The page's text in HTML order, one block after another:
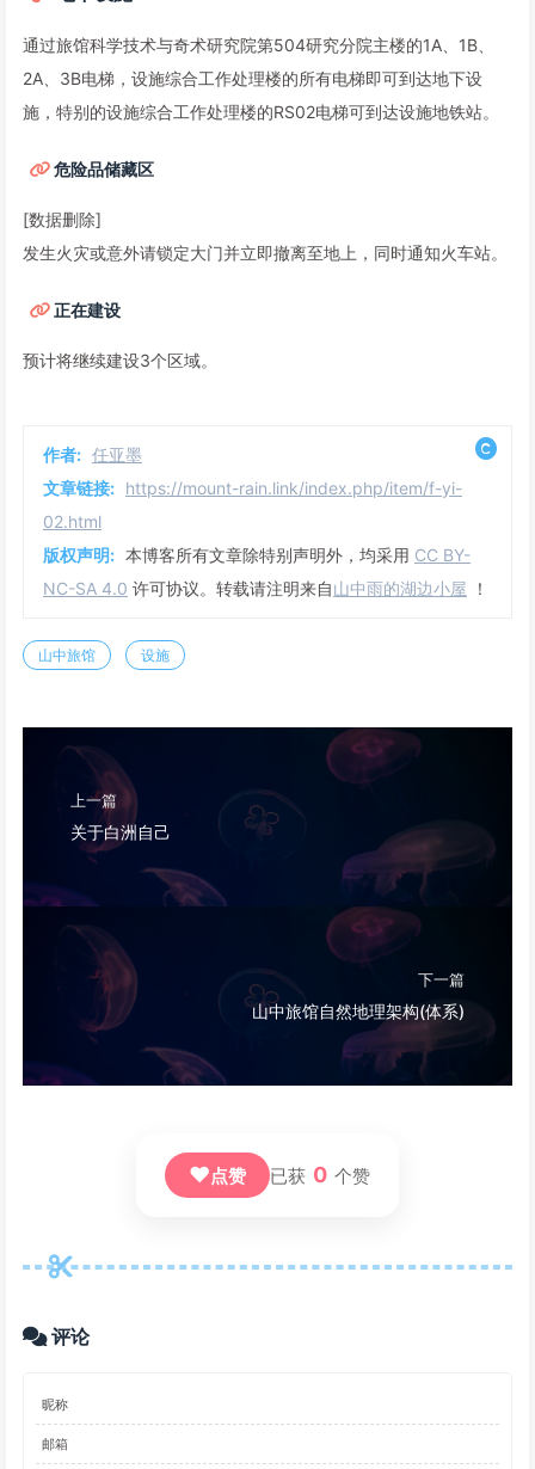
通过旅馆科学技术与奇术研究院第504研究分院主楼的1A、1B、
2A、3B电梯，设施综合工作处理楼的所有电梯即可到达地下设
施，特别的设施综合工作处理楼的RS02电梯可到达设施地铁站。
危险品储藏区
[数据删除]
发生火灾或意外请锁定大门并立即撤离至地上，同时通知火车站。
正在建设
预计将继续建设3个区域。
作者: 任亚墨
文章链接: https://mount-rain.link/index.php/item/f-yi-
02.html
版权声明: 本博客所有文章除特别声明外，均采用 CC BY-
NC-SA 4.0 许可协议。转载请注明来自山中雨的湖边小屋 ！
山中旅馆 设施
上一篇
关于白洲自己
下一篇
山中旅馆自然地理架构(体系)
❤点赞 已获 0 个赞
评论